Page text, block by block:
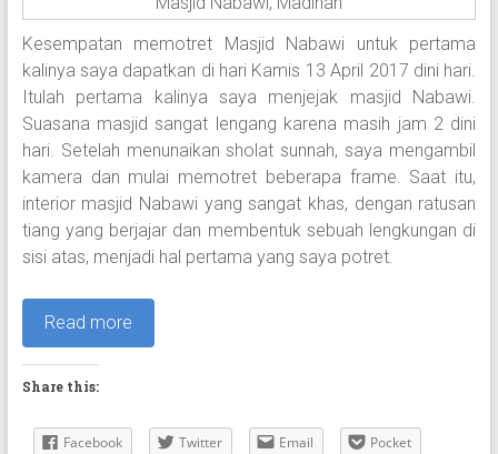
Kesempatan memotret Masjid Nabawi untuk pertama
kalinya saya dapatkan di hari Kamis 13 April 2017 dini hari.
Itulah pertama kalinya saya menjejak masjid Nabawi.
Suasana masjid sangat lengang karena masih jam 2 dini
hari. Setelah menunaikan sholat sunnah, saya mengambil
kamera dan mulai memotret beberapa frame. Saat itu,
interior masjid Nabawi yang sangat khas, dengan ratusan
tiang yang berjajar dan membentuk sebuah lengkungan di
sisi atas, menjadi hal pertama yang saya potret.
Read more
Share this:
Facebook Twitter Email
Pocket